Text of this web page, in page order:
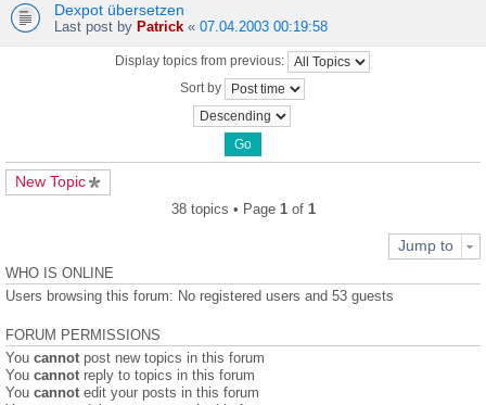
Dexpot übersetzen
Last post by Patrick « 07.04.2003 00:19:58
Display topics from previous:
Sort by
New Topic
38 topics • Page 1of 1
Jump to
WHO IS ONLINE
Users browsing this forum: No registered users and 53 guests
FORUM PERMISSIONS
You cannot post new topics in this forum
You cannot reply to topics in this forum
You cannot edit your posts in this forum